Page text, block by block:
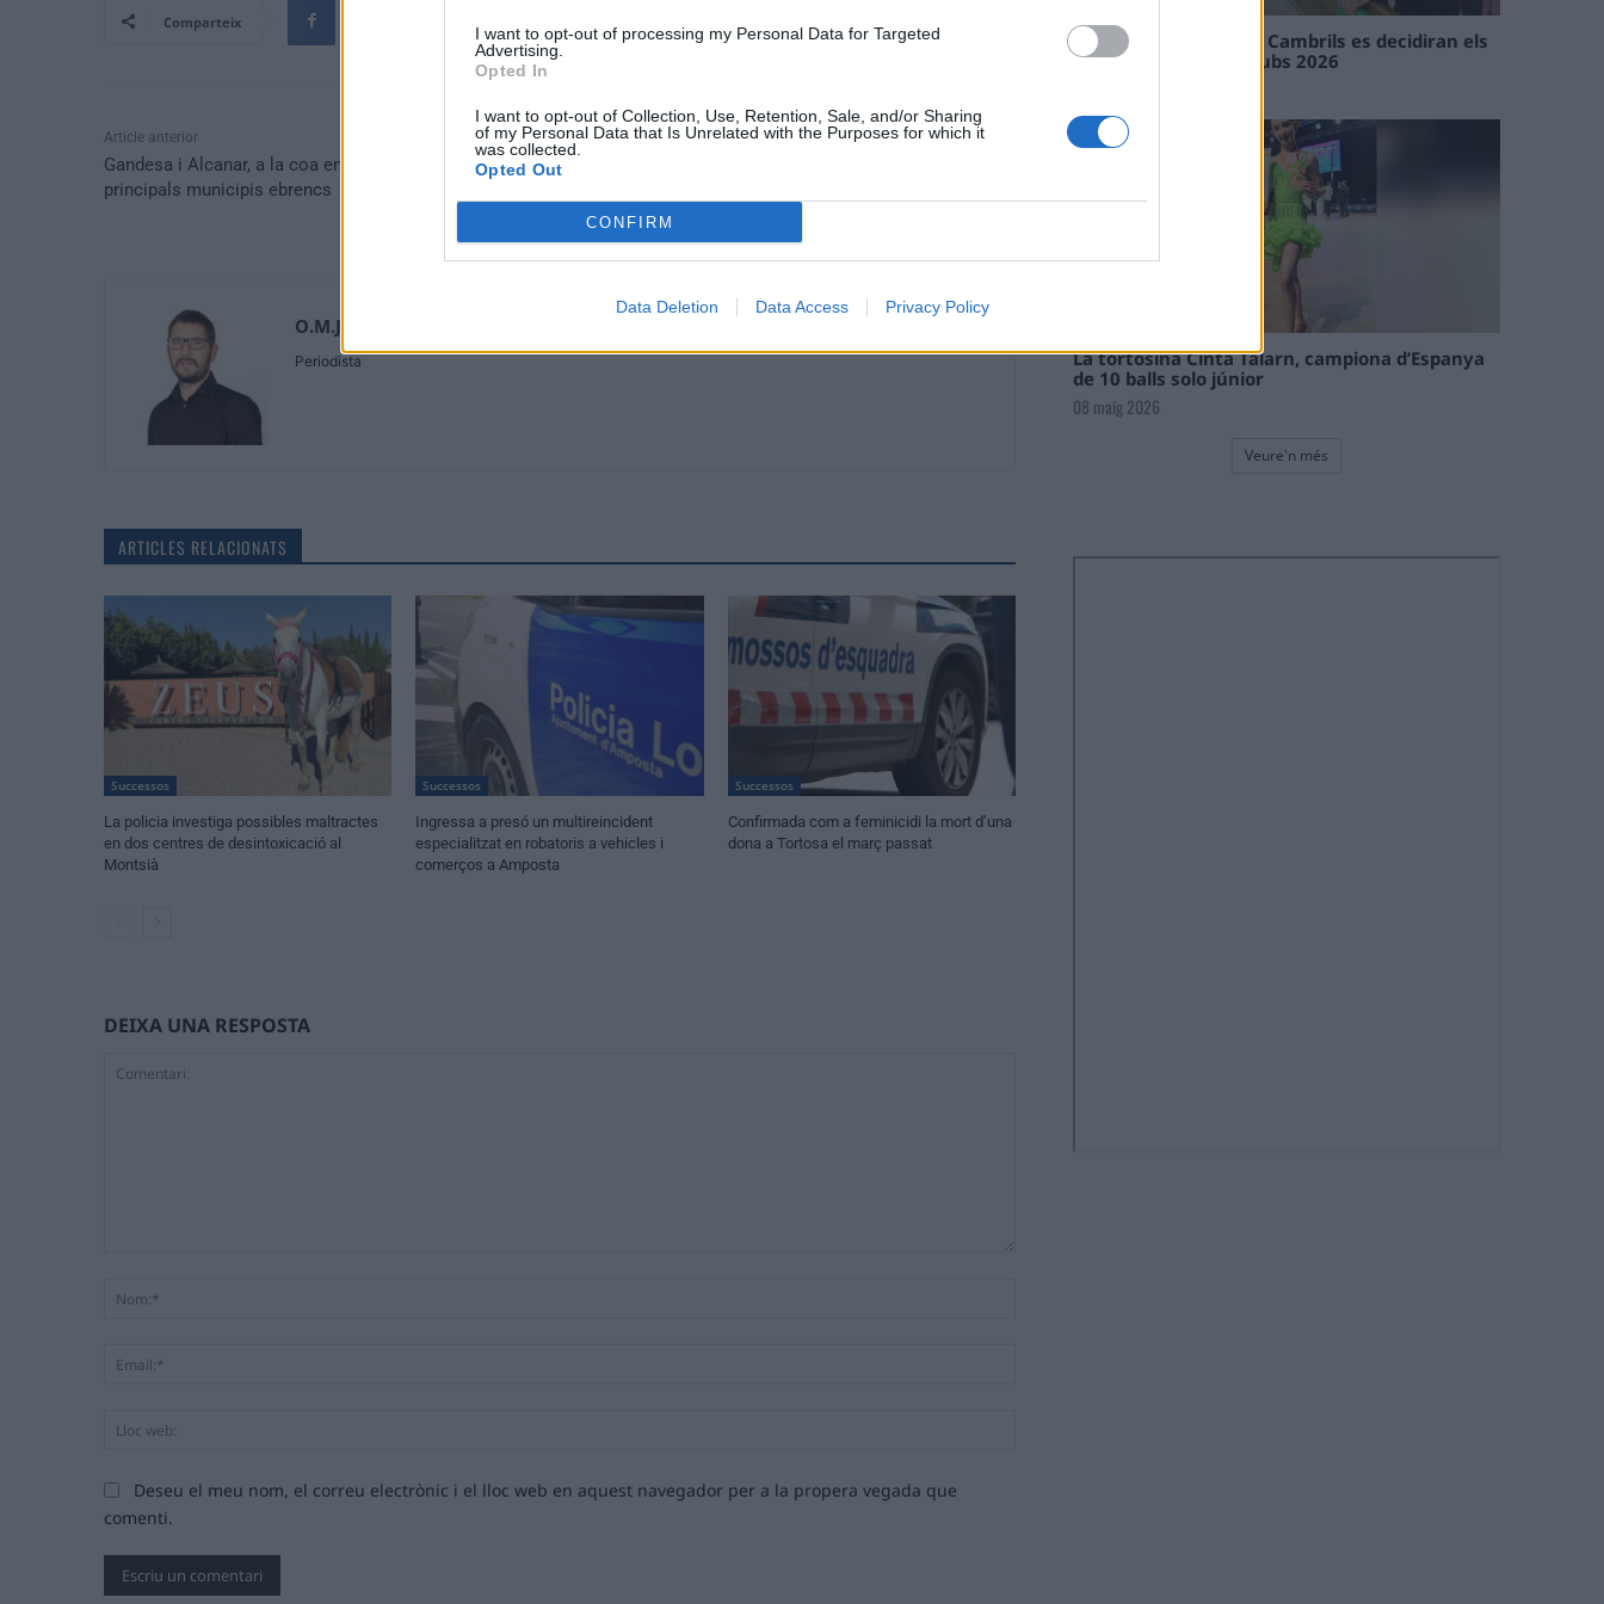
I want to opt-out of processing my Personal Data for Targeted
Advertising.
Opted In
I want to opt-out of Collection, Use, Retention, Sale, and/or Sharing
of my Personal Data that Is Unrelated with the Purposes for which it
was collected.
Opted Out
CONFIRM
Data Deletion Data Access Privacy Policy
Comparteix
Article anterior
Gandesa i Alcanar, a la coa en transparència entre els
principals municipis ebrencs
Article següent
O.M.J
Periodista
ARTICLES RELACIONATS
Successos
La policia investiga possibles maltractes
en dos centres de desintoxicació al
Montsià
Successos
Ingressa a presó un multireincident
especialitzat en robatoris a vehicles i
comerços a Amposta
Successos
Confirmada com a feminicidi la mort d’una
dona a Tortosa el març passat
DEIXA UNA RESPOSTA
Deseu el meu nom, el correu electrònic i el lloc web en aquest navegador per a la propera vegada que
comenti.
En les tirades de Flix i Cambrils es decidiran els
campions de l’Interclubs 2026
La tortosina Cinta Talarn, campiona d’Espanya
de 10 balls solo júnior
08 maig 2026
Veure'n més